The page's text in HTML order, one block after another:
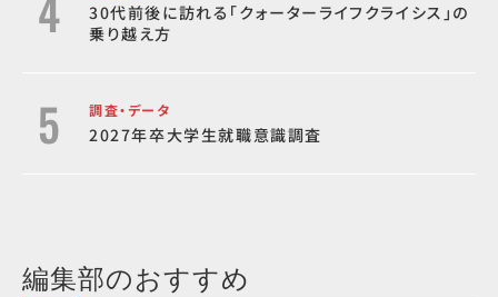
30代前後に訪れる「クォーターライフクライシス」の
乗り越え方
調査・データ
2027年卒大学生就職意識調査
編集部のおすすめ